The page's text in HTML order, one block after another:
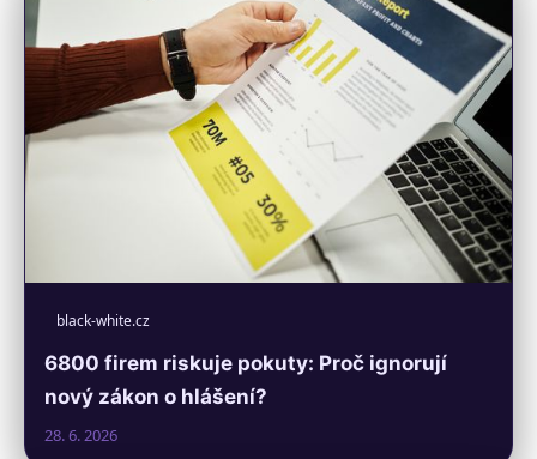
black-white.cz
6800 firem riskuje pokuty: Proč ignorují
nový zákon o hlášení?
28. 6. 2026